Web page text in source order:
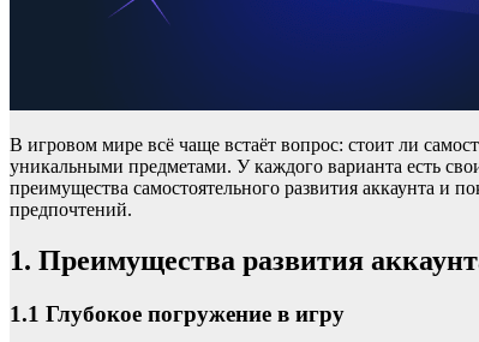
В игровом мире всё чаще встаёт вопрос: стоит ли
уникальными предметами. У каждого варианта есть
преимущества самостоятельного развития аккаунта
предпочтений.
1. Преимущества развития
1.1 Глубокое погружение в игру